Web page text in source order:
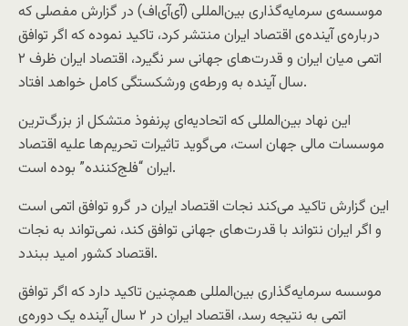
موسسه‌ی سرمایه‌گذاری بین‌المللی (آی‌آی‌اف) در گزارش مفصلی که
درباره‌ی آینده‌ی اقتصاد ایران منتشر کرد، تاکید نموده که اگر توافق
اتمی میان ایران و قدرت‌های جهانی سر نگیرد، اقتصاد ایران ظرف ۲
سال آینده به ورطه‌ی ورشکستگی کامل خواهد افتاد.
این نهاد بین‌المللی که اتحادیه‌ای پرنفوذ‌ متشکل از بزرگ‌ترین
موسسات مالی جهان است، می‌گوید تاثیرات تحریم‌ها علیه اقتصاد
ایران “فلج‌کننده” بوده است.
این گزارش تاکید می‌کند نجات اقتصاد ایران در گرو توافق اتمی است
و اگر ایران نتواند با قدرت‌های جهانی توافق کند، نمی‌تواند به نجات
اقتصاد کشور امید ببندد.
موسسه سرمایه‌گذاری بین‌المللی همچنین تاکید دارد که اگر توافق
اتمی به نتیجه رسد، اقتصاد ایران در ۲ سال آینده یک دوره‌ی